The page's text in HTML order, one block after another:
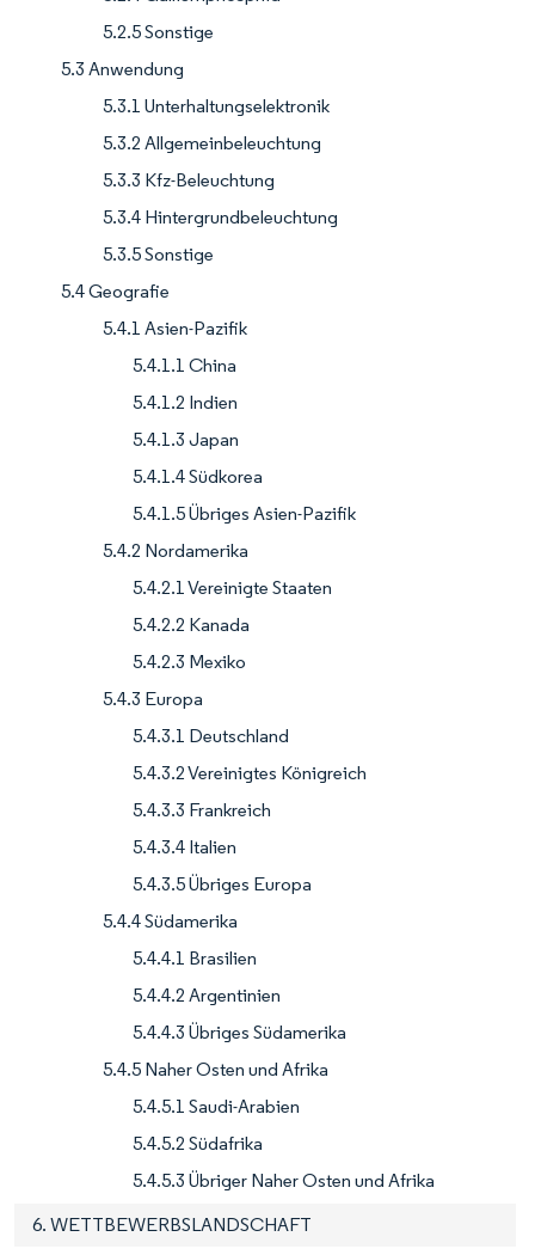
5.2.5 Sonstige
5.3 Anwendung
5.3.1 Unterhaltungselektronik
5.3.2 Allgemeinbeleuchtung
5.3.3 Kfz-Beleuchtung
5.3.4 Hintergrundbeleuchtung
5.3.5 Sonstige
5.4 Geografie
5.4.1 Asien-Pazifik
5.4.1.1 China
5.4.1.2 Indien
5.4.1.3 Japan
5.4.1.4 Südkorea
5.4.1.5 Übriges Asien-Pazifik
5.4.2 Nordamerika
5.4.2.1 Vereinigte Staaten
5.4.2.2 Kanada
5.4.2.3 Mexiko
5.4.3 Europa
5.4.3.1 Deutschland
5.4.3.2 Vereinigtes Königreich
5.4.3.3 Frankreich
5.4.3.4 Italien
5.4.3.5 Übriges Europa
5.4.4 Südamerika
5.4.4.1 Brasilien
5.4.4.2 Argentinien
5.4.4.3 Übriges Südamerika
5.4.5 Naher Osten und Afrika
5.4.5.1 Saudi-Arabien
5.4.5.2 Südafrika
5.4.5.3 Übriger Naher Osten und Afrika
6. WETTBEWERBSLANDSCHAFT